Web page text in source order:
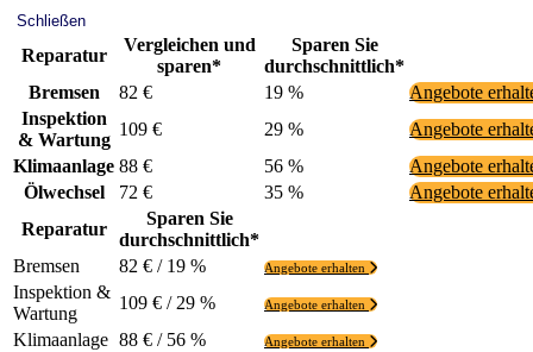
Schließen
Reparatur
Vergleichen und
sparen*
Sparen Sie
durchschnittlich*
Bremsen
82 € 19 %
Angebote
Inspektion
& Wartung
109 € 29 %
Angebote
Klimaanlage 88 € 56 %
Angebote
Ölwechsel
72 € 35 %
Angebote
Reparatur
Sparen Sie
durchschnittlich*
Bremsen
82 € / 19 % Angebote erhalten
Inspektion &
Wartung
109 € / 29 % Angebote erhalten
Klimaanlage 88 € / 56 % Angebote erhalten